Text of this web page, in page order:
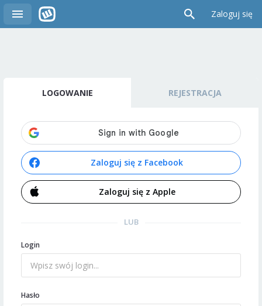
Zaloguj się
LOGOWANIE REJESTRACJA
Zaloguj się z Facebook
Zaloguj się z Apple
LUB
Login
Hasło